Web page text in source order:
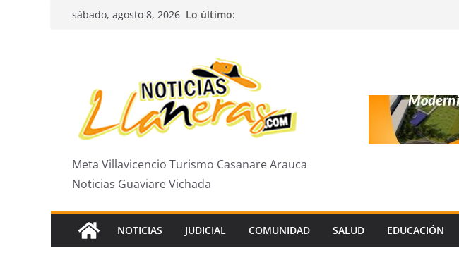
Saltarsábado, agosto 8, 2026 Lo último:
Meta Villavicencio Turismo Casanare Arauca
Noticias Guaviare Vichada
NOTICIAS JUDICIAL COMUNIDAD SALUD EDUCACIÓN